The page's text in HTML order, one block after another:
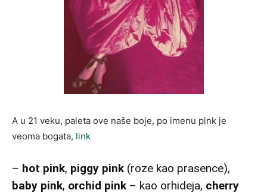
A u 21 veku, paleta ove naše boje, po imenu pink je
veoma bogata, link
– hot pink, piggy pink (roze kao prasence),
baby pink, orchid pink – kao orhideja, cherry